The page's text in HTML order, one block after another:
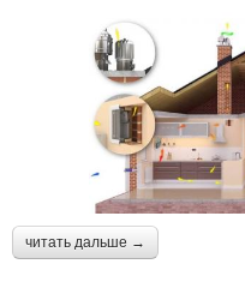
читать дальше →